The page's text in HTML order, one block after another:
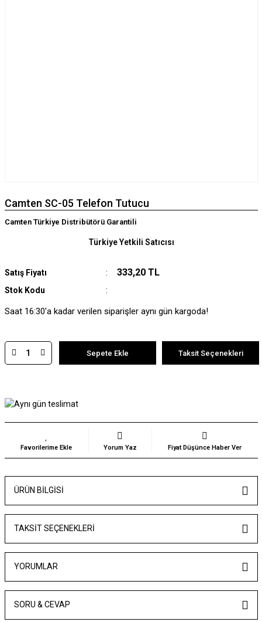
Camten SC-05 Telefon Tutucu
Camten Türkiye Distribütörü Garantili
Satış Fiyatı 333,20 TL
Stok Kodu
Türkiye Yetkili Satıcısı
Saat 16:30'a kadar verilen siparişler aynı gün kargoda!
Sepete Ekle Taksit Seçenekleri
Yorum Yaz Fiyat Düşünce Haber Ver
ÜRÜN BILGISI
TAKSIT SEÇENEKLERI
YORUMLAR
SORU & CEVAP